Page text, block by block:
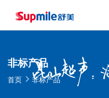
非标产品
首页 非标产品